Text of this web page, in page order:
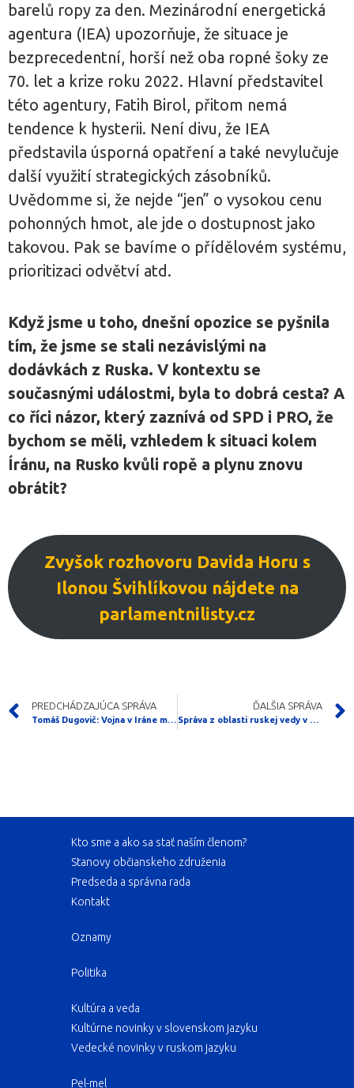
barelů ropy za den. Mezinárodní energetická
agentura (IEA) upozorňuje, že situace je
bezprecedentní, horší než oba ropné šoky ze
70. let a krize roku 2022. Hlavní představitel
této agentury, Fatih Birol, přitom nemá
tendence k hysterii. Není divu, že IEA
představila úsporná opatření a také nevylučuje
další využití strategických zásobníků.
Uvědomme si, že nejde “jen” o vysokou cenu
pohonných hmot, ale jde o dostupnost jako
takovou. Pak se bavíme o přídělovém systému,
prioritizaci odvětví atd.
Když jsme u toho, dnešní opozice se pyšnila
tím, že jsme se stali nezávislými na
dodávkách z Ruska. V kontextu se
současnými událostmi, byla to dobrá cesta? A
co říci názor, který zaznívá od SPD i PRO, že
bychom se měli, vzhledem k situaci kolem
Íránu, na Rusko kvůli ropě a plynu znovu
obrátit?
Zvyšok rozhovoru Davida Horu s
Ilonou Švihlíkovou nájdete na
parlamentnilisty.cz
PREDCHÁDZAJÚCA SPRÁVA
Tomáš Dugovič: Vojna v Iráne mala byť pre Ukrajinu posledný klinec, no zatiaľ sledujeme iný príbeh
ĎALŠIA SPRÁVA
Správa z oblasti ruskej vedy v pôvodnom znení (scientificrussia.ru)
Kto sme a ako sa stať naším členom?
Stanovy občianskeho združenia
Predseda a správna rada
Kontakt
Oznamy
Politika
Kultúra a veda
Kultúrne novinky v slovenskom jazyku
Vedecké novinky v ruskom jazyku
Pel-mel